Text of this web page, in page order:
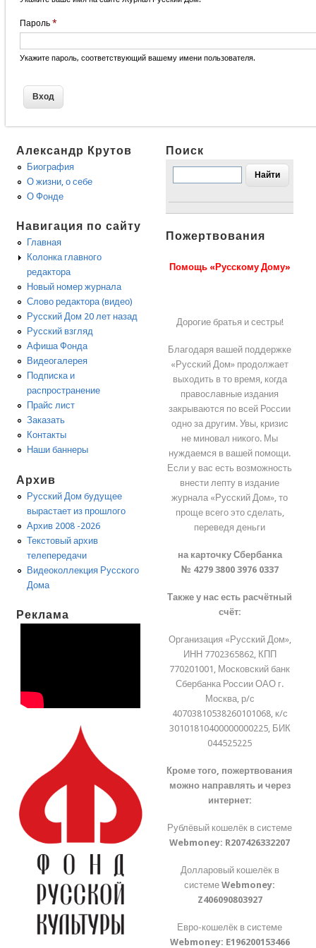
Пароль *
Укажите пароль, соответствующий вашему имени пользователя.
Александр Крутов
Биография
О жизни, о себе
О Фонде
Навигация по сайту
Главная
Колонка главного
редактора
Новый номер журнала
Слово редактора (видео)
Русский Дом 20 лет назад
Русский взгляд
Афиша Фонда
Видеогалерея
Подписка и
распространение
Прайс лист
Заказать
Контакты
Наши баннеры
Архив
Русский Дом будущее
вырастает из прошлого
Архив 2008 -2026
Текстовый архив
телепередачи
Видеоколлекция Русского
Дома
Реклама
Поиск
Пожертвования
Помощь «Русскому Дому»
Дорогие братья и сестры!
Благодаря вашей поддержке
«Русский Дом» продолжает
выходить в то время, когда
православные издания
закрываются по всей России
одно за другим. Увы, кризис
не миновал никого. Мы
нуждаемся в вашей помощи.
Если у вас есть возможность
внести лепту в издание
журнала «Русский Дом», то
проще всего это сделать,
переведя деньги
на карточку Сбербанка
№ 4279 3800 3976 0337
Также у нас есть расчётный
счёт:
Организация «Русский Дом»,
ИНН 7702365862, КПП
770201001, Московский банк
Сбербанка России ОАО г.
Москва, р/с
40703810538260101068, к/с
30101810400000000225, БИК
044525225
Кроме того, пожертвования
можно направлять и через
интернет:
Рублёвый кошелёк в системе
Webmoney: R207426332207
Долларовый кошелёк в
системеWebmoney:
Z406090803927
Евро-кошелёк в системе
Webmoney: E196200153466